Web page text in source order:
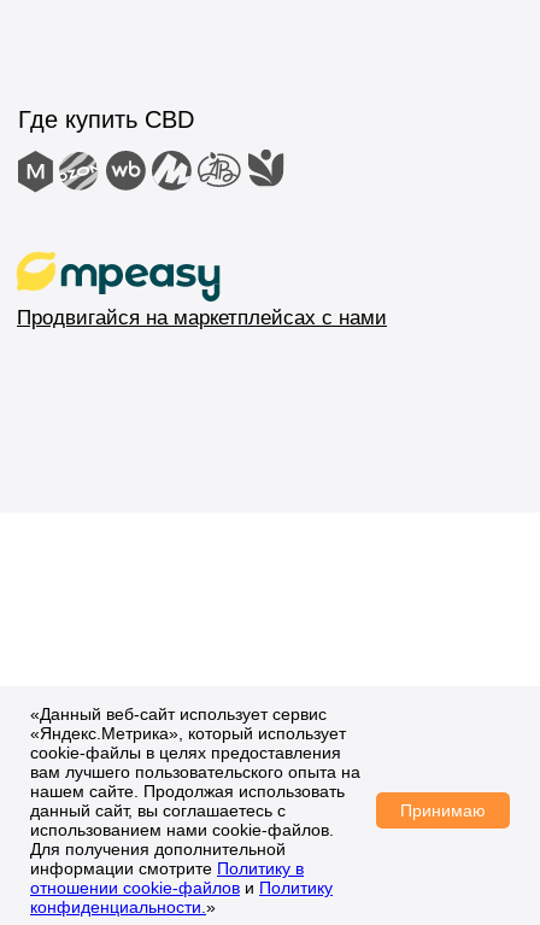
«Данный веб-сайт использует сервис
«Яндекс.Метрика», который использует
cookie-файлы в целях предоставления
вам лучшего пользовательского опыта на
нашем сайте. Продолжая использовать
данный сайт, вы соглашаетесь с
использованием нами cookie-файлов.
Для получения дополнительной
информации смотрите Политику в
отношении cookie-файлов и Политику
конфиденциальности. »
Принимаю